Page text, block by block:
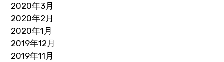
2020年3月
2020年2月
2020年1月
2019年12月
2019年11月